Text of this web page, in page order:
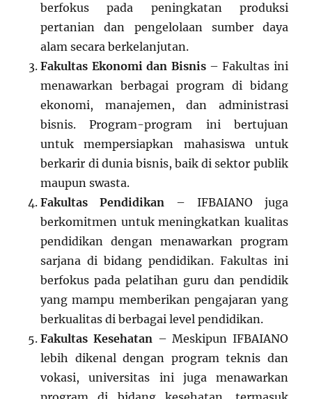
berfokus pada peningkatan produksi
pertanian dan pengelolaan sumber daya
alam secara berkelanjutan.
Fakultas Ekonomi dan Bisnis– Fakultas ini
menawarkan berbagai program di bidang
ekonomi, manajemen, dan administrasi
bisnis. Program-program ini bertujuan
untuk mempersiapkan mahasiswa untuk
berkarir di dunia bisnis, baik di sektor publik
maupun swasta.
Fakultas Pendidikan – IFBAIANO juga
berkomitmen untuk meningkatkan kualitas
pendidikan dengan menawarkan program
sarjana di bidang pendidikan. Fakultas ini
berfokus pada pelatihan guru dan pendidik
yang mampu memberikan pengajaran yang
berkualitas di berbagai level pendidikan.
Fakultas Kesehatan– Meskipun IFBAIANO
lebih dikenal dengan program teknis dan
vokasi, universitas ini juga menawarkan